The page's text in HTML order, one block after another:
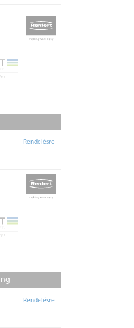
Rendelésre
Rendelésre